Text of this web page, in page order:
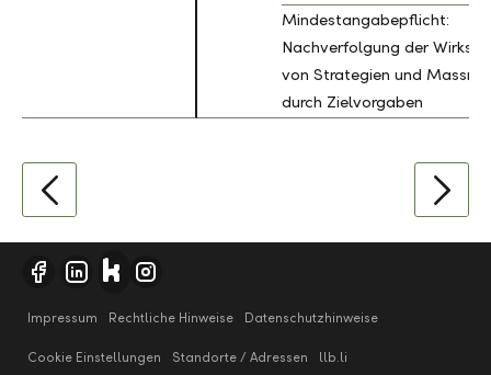
Mindestangabepflicht:
Nachverfolgung der
von Strategien und
durch Zielvorgaben
Impressum Rechtliche Hinweise Datenschutzhinweise
Cookie Einstellungen Standorte / Adressen llb.li